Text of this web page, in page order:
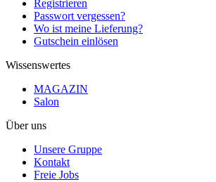
Registrieren
Passwort vergessen?
Wo ist meine Lieferung?
Gutschein einlösen
Wissenswertes
MAGAZIN
Salon
Über uns
Unsere Gruppe
Kontakt
Freie Jobs